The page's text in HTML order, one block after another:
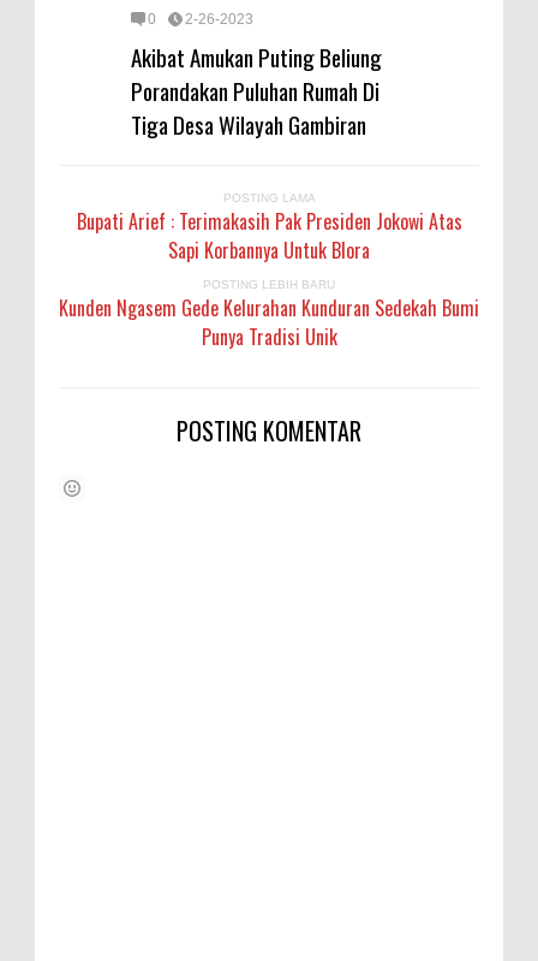
0 2-26-2023
Akibat Amukan Puting Beliung
Porandakan Puluhan Rumah Di
Tiga Desa Wilayah Gambiran
POSTING LAMA
Bupati Arief : Terimakasih Pak Presiden Jokowi Atas
Sapi Korbannya Untuk Blora
POSTING LEBIH BARU
Kunden Ngasem Gede Kelurahan Kunduran Sedekah Bumi
Punya Tradisi Unik
POSTING KOMENTAR